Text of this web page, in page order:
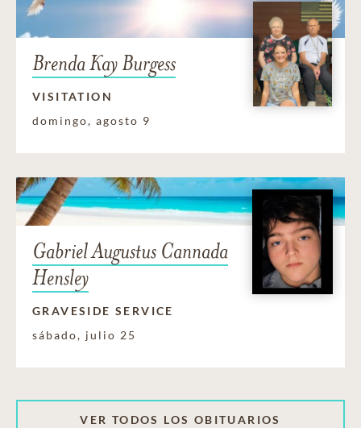
Brenda Kay Burgess
VISITATION
domingo, agosto 9
Gabriel Augustus Cannada
Hensley
GRAVESIDE SERVICE
sábado, julio 25
VER TODOS LOS OBITUARIOS